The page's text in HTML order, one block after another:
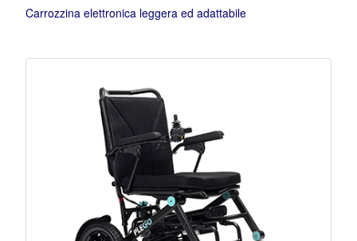
Carrozzina elettronica leggera ed adattabile